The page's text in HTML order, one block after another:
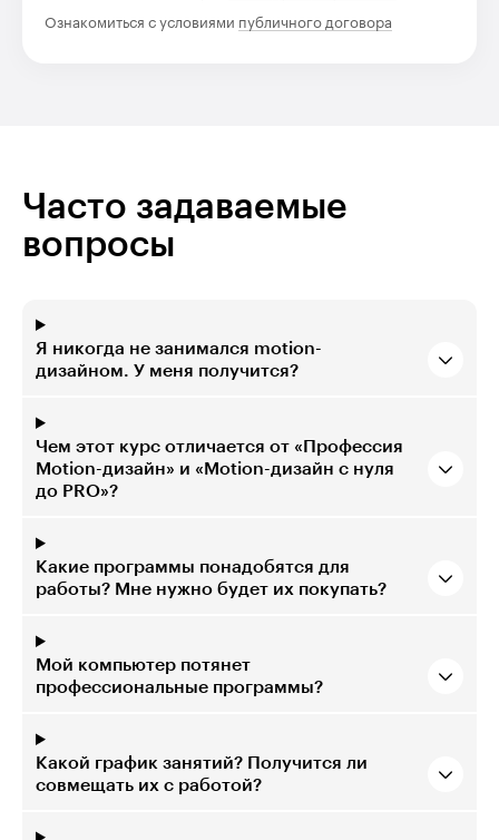
Ознакомиться с условиями публичного договора
Часто задаваемые
вопросы
Я никогда не занимался motion-
дизайном. У меня получится?
Чем этот курс отличается от «Профессия
Motion-дизайн» и «Motion-дизайн с нуля
до PRO»?
Какие программы понадобятся для
работы? Мне нужно будет их покупать?
Мой компьютер потянет
профессиональные программы?
Какой график занятий? Получится ли
совмещать их с работой?